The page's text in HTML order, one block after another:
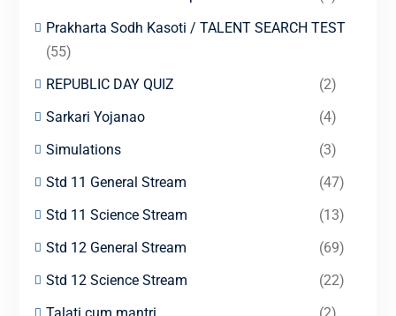
Prakharta Sodh Kasoti / TALENT SEARCH TEST
(55)
REPUBLIC DAY QUIZ
(2)
Sarkari Yojanao
(4)
Simulations
(3)
Std 11 General Stream
(47)
Std 11 Science Stream
(13)
Std 12 General Stream
(69)
Std 12 Science Stream
(22)